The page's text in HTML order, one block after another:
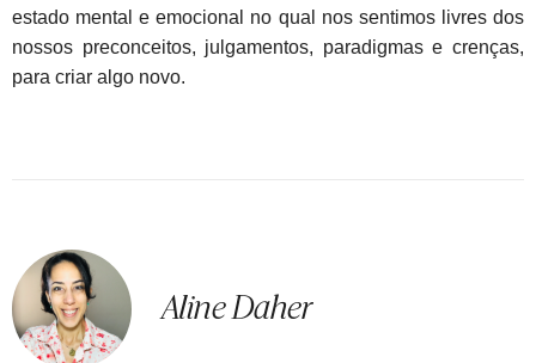
estado mental e emocional no qual nos sentimos livres dos
nossos preconceitos, julgamentos, paradigmas e crenças,
para criar algo novo.
Aline Daher